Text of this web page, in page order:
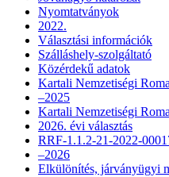
Nyomtatványok
2022.
Választási információk
Szálláshely-szolgáltató
Közérdekű adatok
Kartali Nemzetiségi
–2025
Kartali Nemzetiségi
2026. évi választás
RRF-1.1.2-21-2022-
–2026
Elkülönítés, járványügyi